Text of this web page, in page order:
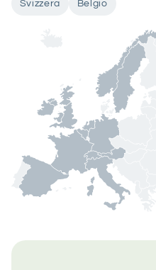
Svizzera Belgio